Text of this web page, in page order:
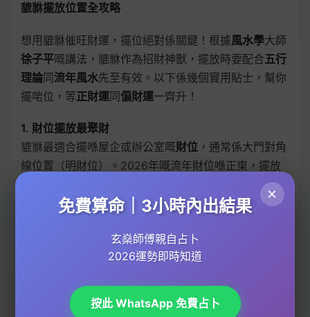
貔貅擺放位置全攻略
想用貔貅催旺財運，擺位絕對係關鍵！根據風水學大師
徐子平嘅講法，貔貅作為招財神獸，擺放時要配合五行
理論同流年風水先至有效。以下係幾個實用貼士，幫你
擺啱位，等正財運同偏財運一齊升！
1. 財位擺放最聚財
貔貅最適合擺喺屋企或辦公室嘅財位 ，通常係大門對角
線位置（明財位）。2026年嘅流年財位喺正東，擺放
時記住貔貅頭要朝外，等佢「吸財入屋」。如果想加強
效果，可以搭配黃水晶 一齊擺，因為黃水晶本身有招財
貔貅唔好對住廁所或廚房，否則會影響
2. 辦公桌擺法助事業運
打工一族想升職加薪，可以將貔貅擺喺辦公桌左側（青
×
免費算命｜3小時內出結果
玄燊師傅親自占卜
2026運勢即時知道
按此 WhatsApp 免費占卜